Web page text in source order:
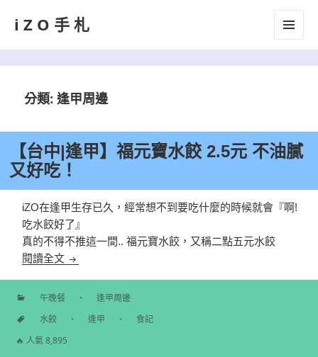
iZO手札
分類:逢甲周邊
【台中|逢甲】福元寶水餃 2.5元 不油膩
又好吃！
iZO在逢甲生存已久，經常想不到要吃什麼的時候就會『啊!
吃水餃好了』
真的不得不推這一間.. 福元寶水餃，又稱二點五元水餃
閱讀全文 【台中|逢甲】福元寶水餃 2.5元 不油膩又好吃！
分
午晚餐 、 逢甲周邊
標
水餃 、 逢甲 、
食記
🔥 人氣 8,895